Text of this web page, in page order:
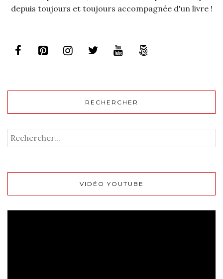
depuis toujours et toujours accompagnée d'un livre !
RECHERCHER
VIDÉO YOUTUBE